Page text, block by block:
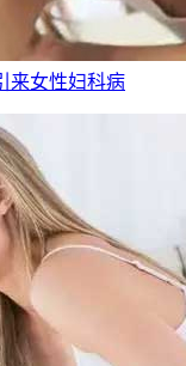
来女性妇科病